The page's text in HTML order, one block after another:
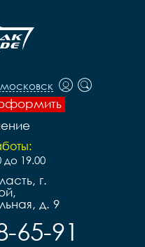
до 19.00
г.
д. 9
65-91